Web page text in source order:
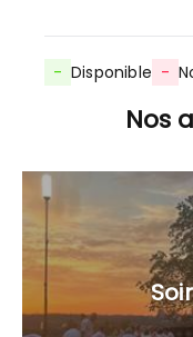
- Disponible -
Nos